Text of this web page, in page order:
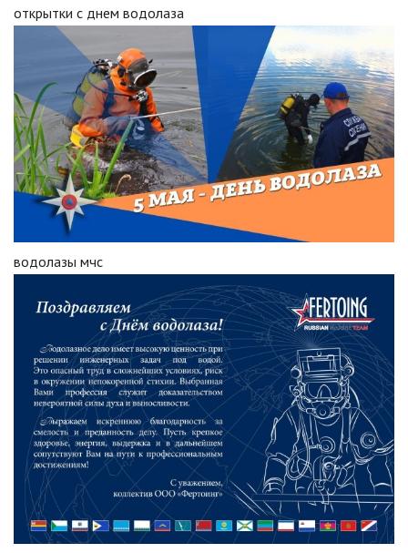
открытки с днем водолаза
водолазы мчс